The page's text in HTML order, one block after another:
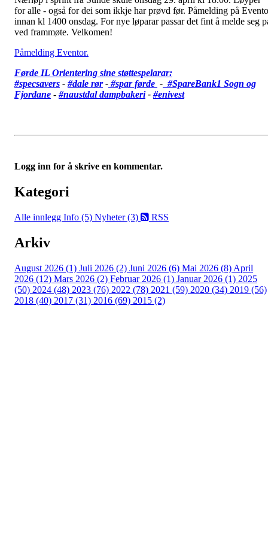
for alle - også for dei som ikkje har prøvd før. Påmelding på
innan kl 1400 onsdag. For nye løparar passar det fint å melde seg
ved frammøte. Velkomen!
Påmelding Eventor.
Førde IL Orientering sine støttespelarar:
#specsavers - #dale rør- #spar førde - #SpareBank1 Sogn og
Fjordane - #naustdal dampbakeri - #enivest
Logg inn for å skrive en kommentar.
Kategori
Alle innlegg Info (5) Nyheter (3) RSS
Arkiv
August 2026 (1) Juli 2026 (2) Juni 2026 (6) Mai 2026 (8) April
2026 (12) Mars 2026 (2) Februar 2026 (1) Januar 2026 (1) 2025
(50) 2024 (48) 2023 (76) 2022 (78) 2021 (59) 2020 (34) 2019 (56)
2018 (40) 2017 (31) 2016 (69) 2015 (2)